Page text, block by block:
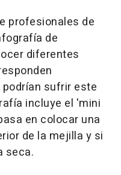
profesionales de
de
diferentes
sufrir este
incluye el 'mini
en colocar una
de la mejilla y si
seca.